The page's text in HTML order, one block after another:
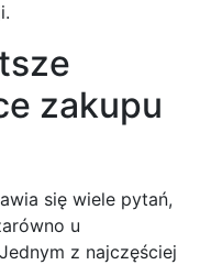
zakupu
się wiele pytań,
u
z najczęściej